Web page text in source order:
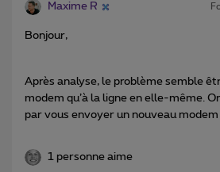
Maxime R
Bonjour,
Après analyse, le problème semble
modem qu’à la ligne en elle-même.
par vous envoyer un nouveau modem
1 personne aime